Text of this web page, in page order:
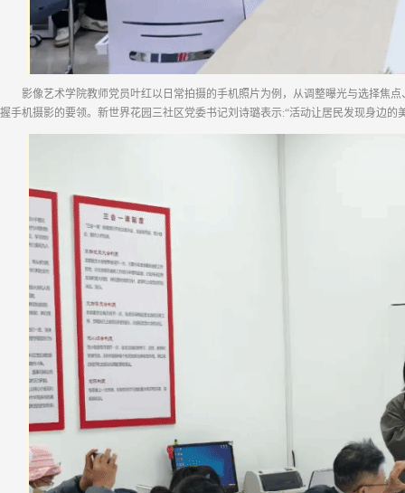
影像艺术学院教师党员叶红以日常拍摄的手机照片为例，从调整曝光与选择焦
握手机摄影的要领。新世界花园三社区党委书记刘诗璐表示:“活动让居民发现身边的